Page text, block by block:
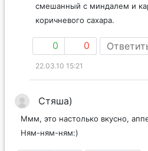
смешанный с миндалем и
коричневого сахара.
0 0
22.03.10 15:21
Стяша)
Ммм, это настолько вкусно,
Ням-ням-ням:)